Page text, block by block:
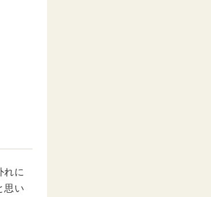
れに
思い